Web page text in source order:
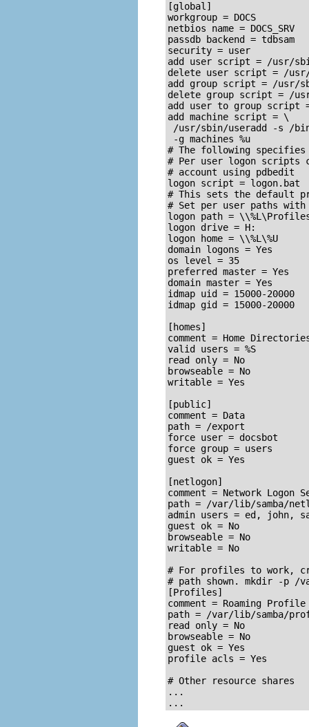
[global]
workgroup = DOCS
netbios name = DOCS_SRV
passdb backend = tdbsam
security = user
add user script = /usr/
delete user script = /
add group script = /usr/
delete group script = /
add user to group script =
add machine script = \
/usr/sbin/useradd -s /
-g machines %u
# The following
# Per user logon scripts
# account using pdbedit
logon script = logon.bat
# This sets the default
# Set per user paths with
logon path =
logon drive = H:
logon home = \\%L\%U
domain logons = Yes
os level = 35
preferred master = Yes
domain master = Yes
idmap uid = 15000-20000
idmap gid = 15000-20000
[homes]
comment = Home
valid users = %S
read only = No
browseable = No
writable = Yes
[public]
comment = Data
path = /export
force user = docsbot
force group = users
guest ok = Yes
[netlogon]
comment = Network Logon
path = /var/lib/samba/
admin users = ed, john,
guest ok = No
browseable = No
writable = No
# For profiles to work,
# path shown. mkdir -p /
[Profiles]
comment = Roaming Profile
path = /var/lib/samba/
read only = No
browseable = No
guest ok = Yes
profile acls = Yes
# Other resource shares
...
...